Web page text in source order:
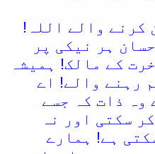
کرنے والے اللہ!
ہر نیکی پر
کے مالک! ہمیشہ
رہنے والے! اے
وہ ذات کہ جسے
سکتی اور نہ
ہے! ہمارے